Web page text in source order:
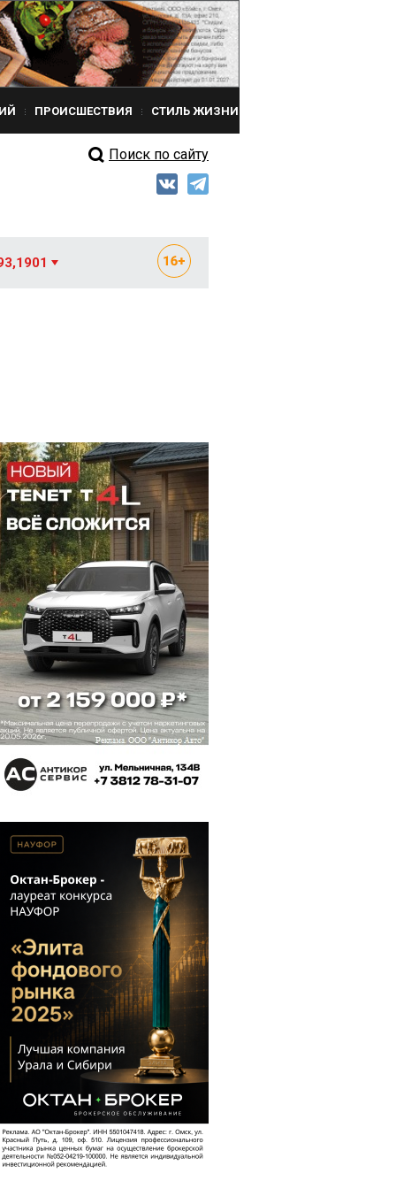
ПРОИСШЕСТВИЯ СТИЛЬ ЖИЗНИ
Поиск по сайту